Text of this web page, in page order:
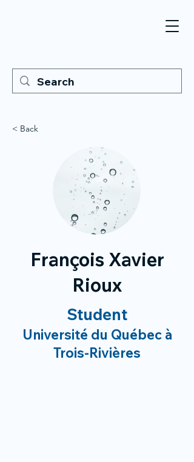
< Back
François Xavier
Rioux
Student
Université du Québec à
Trois-Rivières